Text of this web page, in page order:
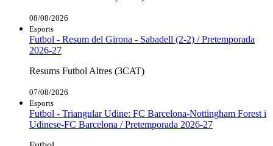
08/08/2026
Esports
Futbol - Resum del Girona - Sabadell (2-2) / Pretemporada
2026-27
Resums Futbol Altres (3CAT)
07/08/2026
Esports
Futbol - Triangular Udine: FC Barcelona-Nottingham Forest i
Udinese-FC Barcelona / Pretemporada 2026-27